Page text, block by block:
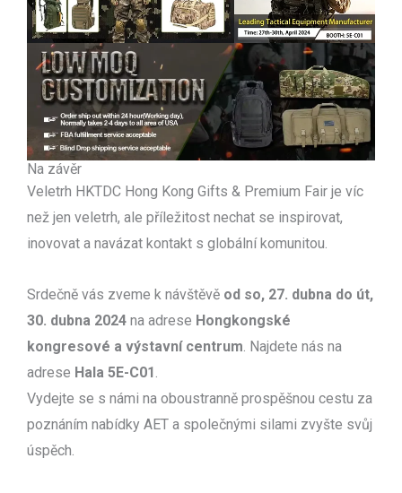
Na závěr
Veletrh HKTDC Hong Kong Gifts & Premium Fair je víc
než jen veletrh, ale příležitost nechat se inspirovat,
inovovat a navázat kontakt s globální komunitou.
Srdečně vás zveme k návštěvě od so, 27. dubna do út,
30. dubna 2024 na adrese Hongkongské
kongresové a výstavní centrum. Najdete nás na
adrese Hala 5E-C01.
Vydejte se s námi na oboustranně prospěšnou cestu za
poznáním nabídky AET a společnými silami zvyšte svůj
úspěch.